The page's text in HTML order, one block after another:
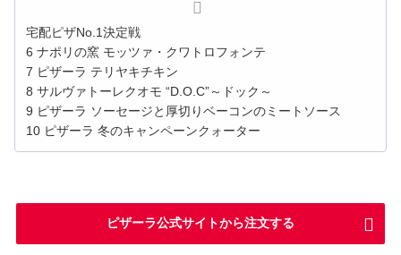
宅配ピザNo.1決定戦
6 ナポリの窯 モッツァ・クワトロフォンテ
7 ピザーラ テリヤキチキン
8 サルヴァトーレクオモ “D.O.C”～ドック～
9 ピザーラ ソーセージと厚切りベーコンのミートソース
10 ピザーラ 冬のキャンペーンクォーター
ピザーラ公式サイトから注文する